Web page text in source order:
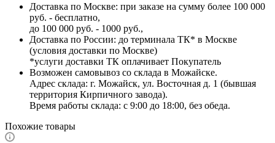
Доставка по Москве: при заказе на сумму более 100 000
руб. - бесплатно,
до 100 000 руб. - 1000 руб.,
Доставка по России: до терминала ТК* в Москве
(условия доставки по Москве)
*услуги доставки ТК оплачивает Покупатель
Возможен самовывоз со склада в Можайске.
Адрес склада: г. Можайск, ул. Восточная д. 1 (бывшая
территория Кирпичного завода).
Время работы склада: с 9:00 до 18:00, без обеда.
Похожие товары